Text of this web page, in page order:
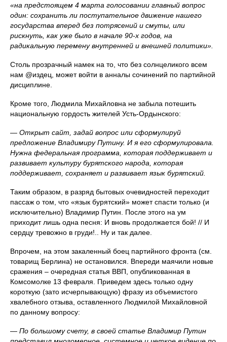
«на предстоящем 4 марта голосовании главный вопрос
один: сохранить ли поступательное движение нашего
государства вперед без потрясений и смуты, или
рискнуть, как уже было в начале 90-х годов, на
радикальную перемену внутренней и внешней политики».
Столь прозрачный намек на то, что без солнцеликого всем
нам @издец, может войти в анналы сочинений по партийной
дисциплине.
Кроме того, Людмила Михайловна не забыла потешить
национальную гордость жителей Усть-Ордынского:
— Открыт сайт, задай вопрос или сформулируй
предложение Владимиру Путину. И я его сформулировала.
Нужна федеральная программа, которая поддерживает и
развивает культуру бурятского народа, которая
поддерживает, сохраняет и развивает язык бурятский.
Таким образом, в разряд бытовых очевидностей переходит
пассаж о том, что «язык бурятский» может спасти только (и
исключительно) Владимир Путин. После этого на ум
приходит лишь одна песня: И вновь продолжается бой! // И
сердцу тревожно в груди!.. Ну и так далее.
Впрочем, на этом закаленный боец партийного фронта (см.
товарищ Берлина) не остановился. Впереди маячили новые
сражения – очередная статья ВВП, опубликованная в
Комсомолке 13 февраля. Приведем здесь только одну
короткую (зато исчерпывающую) фразу из объемистого
хвалебного отзыва, оставленного Людмилой Михайловной
по данному вопросу:
— По большому счету, в своей статье Владимир Путин